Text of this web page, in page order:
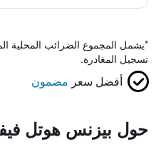
*يشمل المجموع الضرائب المحلية
تسجيل المغادرة.
أفضل سعر مضمون
حول بيزنس هوتل